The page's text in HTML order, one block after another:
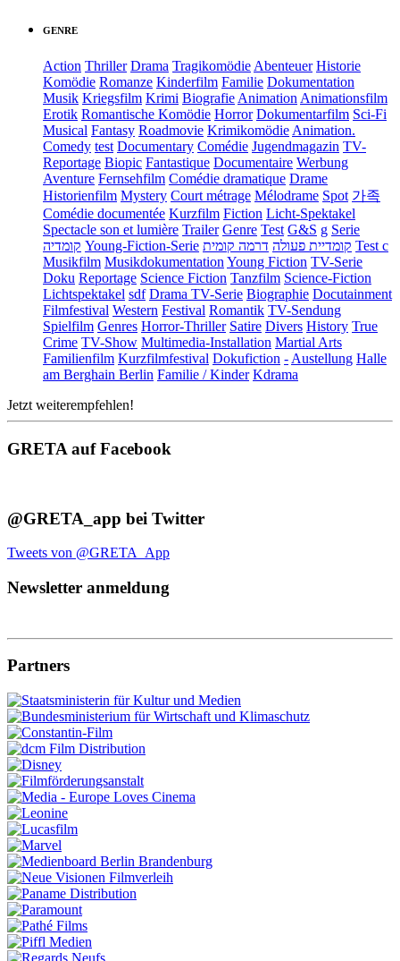
GENRE
Action Thriller Drama TragikomödieAbenteuer Historie
Komödie Romanze Kinderfilm Familie Dokumentation
Musik Kriegsfilm Krimi BiografieAnimationAnimationsfilm
Erotik Romantische Komödie Horror Dokumentarfilm Sci-Fi
Musical Fantasy Roadmovie KrimikomödieAnimation.
Comedy test Documentary Comédie Jugendmagazin TV-
Reportage Biopic Fantastique Documentaire Werbung
Aventure Fernsehfilm Comédie dramatique Drame
Historienfilm Mystery Court métrage Mélodrame Spot 가족
Comédie documentée Kurzfilm Fiction Licht-Spektakel
Spectacle son et lumière Trailer Genre Test G&S g Serie
קומדיה Young-Fiction-Serie קומדיית פעולה דרמה קומית
Test c
Musikfilm MusikdokumentationYoung Fiction TV-Serie
Doku Reportage Science Fiction Tanzfilm Science-Fiction
Lichtspektakel sdf Drama TV-Serie Biographie Docutainment
Filmfestival Western Festival Romantik TV-Sendung
Spielfilm Genres Horror-Thriller Satire Divers History True
Crime TV-Show Multimedia-Installation Martial Arts
Familienfilm Kurzfilmfestival Dokufiction -Austellung Halle
am Berghain Berlin Familie / Kinder Kdrama
Jetzt weiterempfehlen!
GRETA auf Facebook
@GRETA_app bei Twitter
Tweets von @GRETA_App
Newsletter anmeldung
Partners